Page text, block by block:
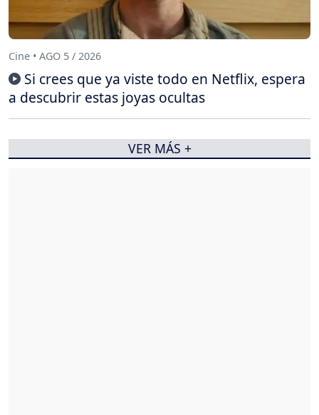
Cine • AGO 5 / 2026
Si crees que ya viste todo en Netflix, espera
a descubrir estas joyas ocultas
VER MÁS +